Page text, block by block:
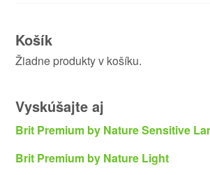
Košík
Žiadne produkty v košíku.
Vyskúšajte aj
Brit Premium by Nature Sensitive
Brit Premium by Nature Light